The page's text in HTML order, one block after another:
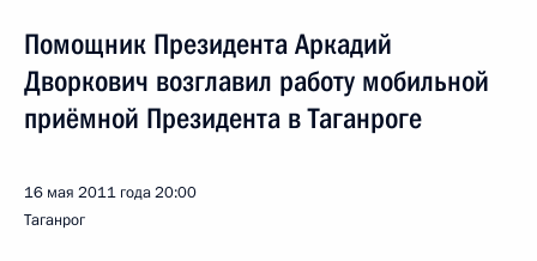
Помощник Президента Аркадий
Дворкович возглавил работу мобильной
приёмной Президента в Таганроге
16 мая 2011 года20:00
Таганрог